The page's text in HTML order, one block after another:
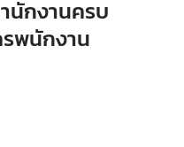
นักงานครบ
พนักงาน